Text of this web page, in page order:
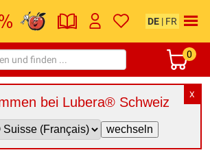
DE | FR
0
X
bei Lubera® Schweiz